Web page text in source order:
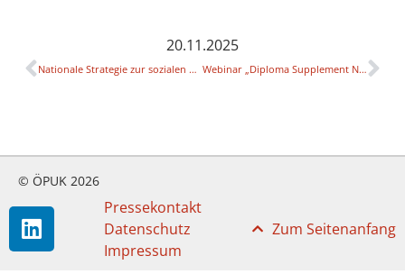
20.11.2025
Nationale Strategie zur sozialen Dimension in der Hochschulbildung – Relaunch-Prozess 2026 „Wir verändern etwas“: Inklusive (Willkommens-)Kultur an Hochschulen (Universität Salzburg) Webinar „Diploma Supplement Network“
© ÖPUK 2026
Pressekontakt
Datenschutz
Impressum
Zum Seitenanfang